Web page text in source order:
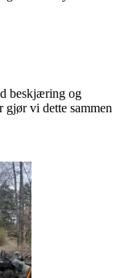
beskjæring og
vi dette sammen